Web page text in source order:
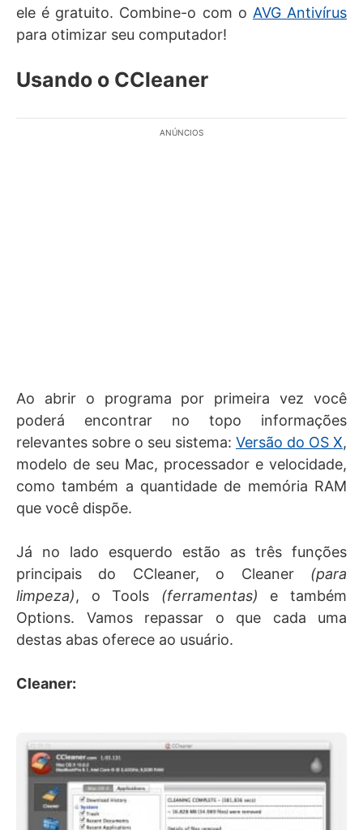
ele é gratuito. Combine-o com o AVG Antivírus
para otimizar seu computador!
Usando o CCleaner
ANÚNCIOS
Ao abrir o programa por primeira vez você
poderá encontrar no topo informações
relevantes sobre o seu sistema: Versão do OS X,
modelo de seu Mac, processador e velocidade,
como também a quantidade de memória RAM
que você dispõe.
Já no lado esquerdo estão as três funções
principais do CCleaner, o Cleaner (para
limpeza), o Tools (ferramentas) e também
Options. Vamos repassar o que cada uma
destas abas oferece ao usuário.
Cleaner: